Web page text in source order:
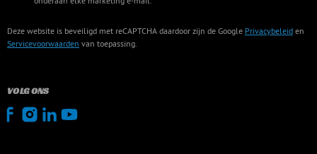
Deze website is beveiligd met reCAPTCHA daardoor zijn de Google Privacybeleid en
Servicevoorwaarden van toepassing.
VOLG ONS